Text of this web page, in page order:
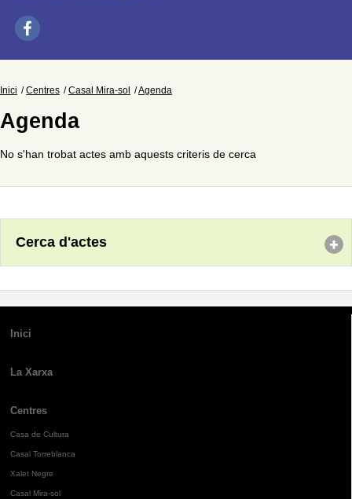
Inici Centres Casal Mira-sol Agenda
Agenda
No s'han trobat actes amb aquests criteris de cerca
Cerca d'actes
Inici
La Xarxa
Centres
Casa de Cultura
Casal Torreblanca
Xalet Negre
Casal Mira-sol